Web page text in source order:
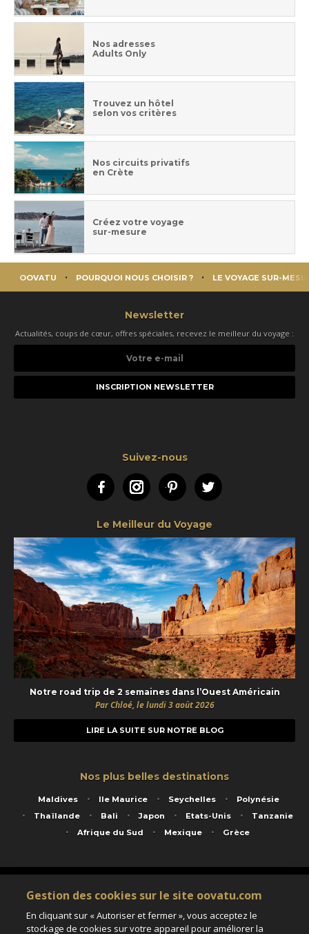
Nos adresses
Adults Only
Trouvez un hôtel
selon vos critères
Nos circuits privatifs
en Crète
Créez votre voyage
sur-mesure
OOVATU POURQUOI NOUS CHOISIR ? LE VOYAGE SUR-
Newsletter
Actualités, coups de cœur, offres spéciales, recevez le meilleur du voyage :
e-
Suivez-nous
FacebookInstagramPinterestTwitter
Le Meilleur du Voyage
Notre road trip de 2 semaines dans l’Ouest Américain
Par Chloé, le lundi 3 août 2026
LIRE LA SUITE SUR NOTRE BLOG
Nos plus belles destinations
Maldives Ile Maurice Seychelles
Polynésie
Thaïlande
Bali Japon Etats-Unis
Tanzanie
Afrique du Sud
Mexique Grèce
Service animé par Nautil Voyages - 22 rue Georges Picquart 75017 Paris - S.A.S
au capital de 155 696 euros - RCS Paris B 423 671 973 - Code APE 7911Z
Matricule Atout France IM075100020 - Garantie financière Groupama - Agrément IATA
Assurance responsabilité civile et professionnelle HISCOX RCP0081066
Gestion des cookies sur le site oovatu.com
En cliquant sur « Autoriser et fermer », vous acceptez le
stockage de cookies sur votre appareil pour améliorer la